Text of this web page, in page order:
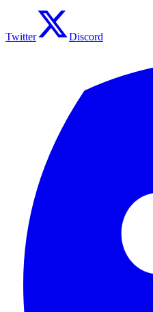
Twitter Discord